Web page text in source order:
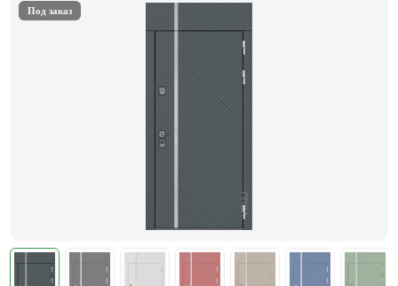
Под заказ